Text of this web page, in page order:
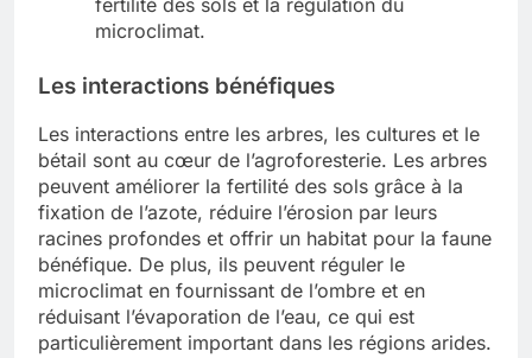
microclimat.
Les interactions bénéfiques
Les interactions entre les arbres, les cultures et le
bétail sont au cœur de l’agroforesterie. Les arbres
peuvent améliorer la fertilité des sols grâce à la
fixation de l’azote, réduire l’érosion par leurs
racines profondes et offrir un habitat pour la faune
bénéfique. De plus, ils peuvent réguler le
microclimat en fournissant de l’ombre et en
réduisant l’évaporation de l’eau, ce qui est
particulièrement important dans les régions arides.